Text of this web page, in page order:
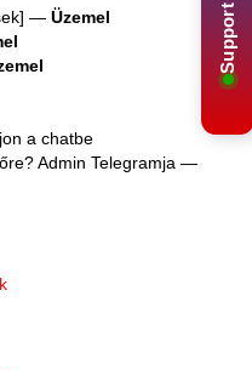
Support
— Üzemel
a chatbe
Admin Telegramja —